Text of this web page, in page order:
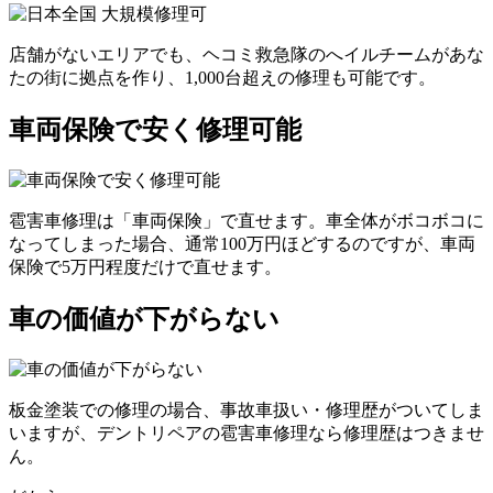
店舗がないエリアでも、ヘコミ救急隊のへイルチームがあな
たの街に拠点を作り、1,000台超えの修理も可能です。
車両保険で安く修理可能
雹害車修理は「車両保険」で直せます。車全体がボコボコに
なってしまった場合、通常100万円ほどするのですが、車両
保険で5万円程度だけで直せます。
車の価値が下がらない
板金塗装での修理の場合、事故車扱い・修理歴がついてしま
いますが、デントリペアの雹害車修理なら修理歴はつきませ
ん。